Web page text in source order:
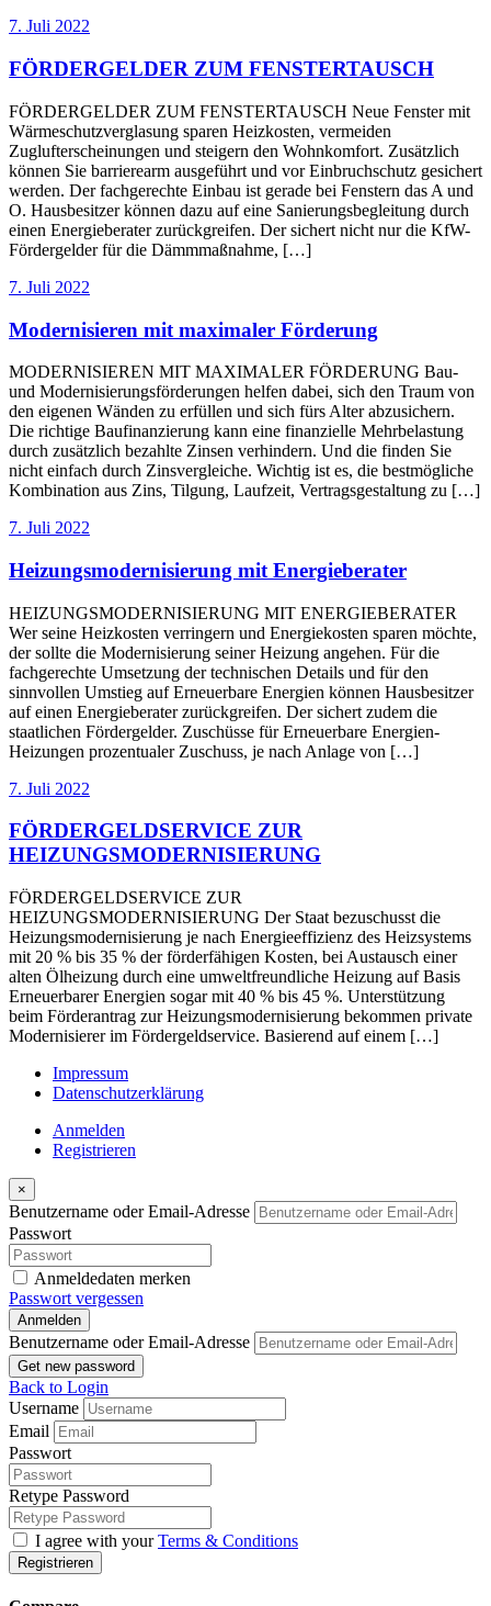
7. Juli 2022
FÖRDERGELDER ZUM FENSTERTAUSCH
FÖRDERGELDER ZUM FENSTERTAUSCH Neue Fenster mit
Wärmeschutzverglasung sparen Heizkosten, vermeiden
Zuglufterscheinungen und steigern den Wohnkomfort. Zusätzlich
können Sie barrierearm ausgeführt und vor Einbruchschutz gesichert
werden. Der fachgerechte Einbau ist gerade bei Fenstern das A und
O. Hausbesitzer können dazu auf eine Sanierungsbegleitung durch
einen Energieberater zurückgreifen. Der sichert nicht nur die KfW-
Fördergelder für die Dämmmaßnahme, […]
7. Juli 2022
Modernisieren mit maximaler Förderung
MODERNISIEREN MIT MAXIMALER FÖRDERUNG Bau-
und Modernisierungsförderungen helfen dabei, sich den Traum von
den eigenen Wänden zu erfüllen und sich fürs Alter abzusichern.
Die richtige Baufinanzierung kann eine finanzielle Mehrbelastung
durch zusätzlich bezahlte Zinsen verhindern. Und die finden Sie
nicht einfach durch Zinsvergleiche. Wichtig ist es, die bestmögliche
Kombination aus Zins, Tilgung, Laufzeit, Vertragsgestaltung zu […]
7. Juli 2022
Heizungsmodernisierung mit Energieberater
HEIZUNGSMODERNISIERUNG MIT ENERGIEBERATER
Wer seine Heizkosten verringern und Energiekosten sparen möchte,
der sollte die Modernisierung seiner Heizung angehen. Für die
fachgerechte Umsetzung der technischen Details und für den
sinnvollen Umstieg auf Erneuerbare Energien können Hausbesitzer
auf einen Energieberater zurückgreifen. Der sichert zudem die
staatlichen Fördergelder. Zuschüsse für Erneuerbare Energien-
Heizungen prozentualer Zuschuss, je nach Anlage von […]
7. Juli 2022
FÖRDERGELDSERVICE ZUR
HEIZUNGSMODERNISIERUNG
FÖRDERGELDSERVICE ZUR
HEIZUNGSMODERNISIERUNG Der Staat bezuschusst die
Heizungsmodernisierung je nach Energieeffizienz des Heizsystems
mit 20 % bis 35 % der förderfähigen Kosten, bei Austausch einer
alten Ölheizung durch eine umweltfreundliche Heizung auf Basis
Erneuerbarer Energien sogar mit 40 % bis 45 %. Unterstützung
beim Förderantrag zur Heizungsmodernisierung bekommen private
Modernisierer im Fördergeldservice. Basierend auf einem […]
Impressum
Datenschutzerklärung
Anmelden
Registrieren
×
Benutzername oder Email-Adresse
Passwort
Anmeldedaten merken
Passwort vergessen
Anmelden
Benutzername oder Email-Adresse
Get new password
Back to Login
Username
Email
Passwort
Retype Password
I agree with yourTerms & Conditions
Registrieren